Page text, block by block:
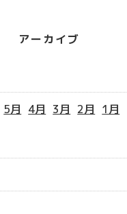
アーカイブ
5月 4月 3月 2月 1月